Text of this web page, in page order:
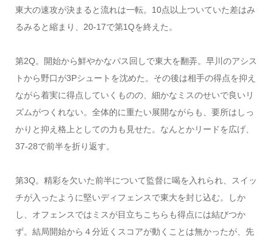
東大の速攻が決まると流れは一転。10点以上ついていた差はみ
るみると縮まり、20-17で第1Qを終えた。
第2Q。開始から鮮やかなパス回しで東大を翻弄。早川のアシス
トから野口が3Pシュートを沈めた。その後は相手の得点を抑え
ながら着実に得点していくものの、細かなミスのせいで良いリ
ズムがつくれない。全体的に重たい展開ながらも、要所はしっ
かりと抑え格上としての力も見せた。なんとかリードを広げ、
37-28で前半を折り返す。
第3Q。精彩を欠いた前半について監督に喝を入れられ、スイッ
チが入ったように堅いディフェンスで東大を封じ込む。しか
し、オフェンスではミスが目立ちこちらも得点には結びつか
ず。結局開始から４分近くスコアが動くことは無かったが、先